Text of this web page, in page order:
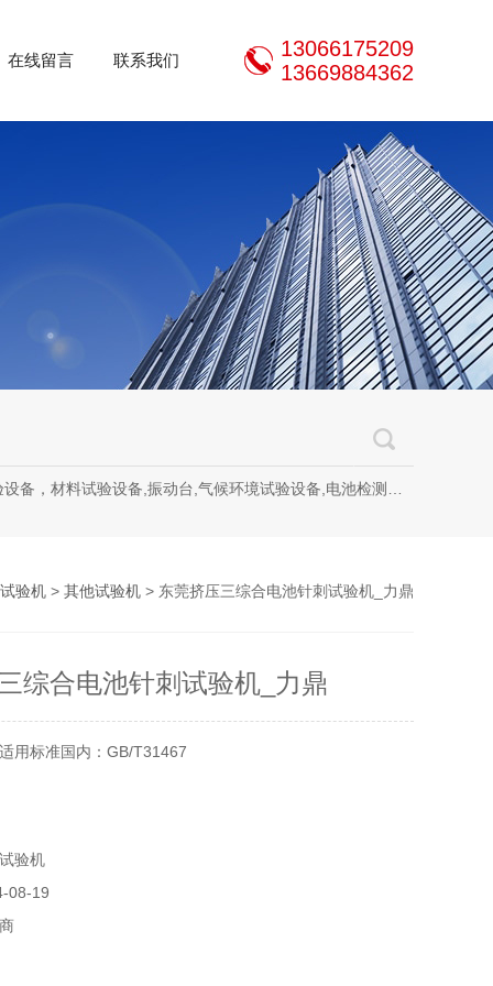
在线留言 联系我们
13066175209
13669884362
备，材料试验设备,振动台,气候环境试验设备,电池检测设备,
试验机 > 其他试验机 > 东莞挤压三综合电池针刺试验机_力鼎
综合电池针刺试验机_力鼎
用标准国内：GB/T31467
验机
08-19